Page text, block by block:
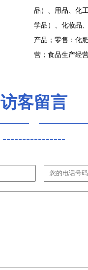
品）、用品、化
学品）、化妆品
产品；零售：化
营；食品生产经
访客留言
----------------